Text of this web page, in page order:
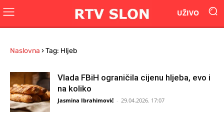
UŽIVO
Naslovna ›Tag: Hljeb
Vlada FBiH ograničila cijenu hljeba, evo i
na koliko
Jasmina Ibrahimović - 29.04.2026. 17:07